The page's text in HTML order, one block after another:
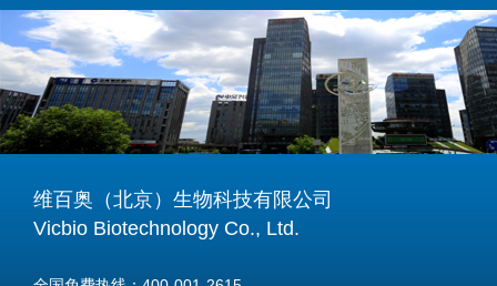
维百奥（北京）生物科技有限公司
Vicbio Biotechnology Co., Ltd.